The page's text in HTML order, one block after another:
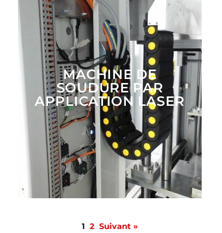
MACHINE DE
SOUDURE PAR
APPLICATION LASER
1 2 Suivant »